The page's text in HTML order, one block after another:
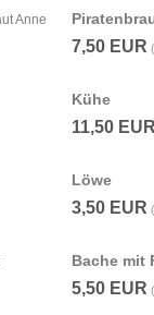
7,50 EUR
Kühe
11,50
Löwe
3,50 EUR
Bache mit
5,50 EUR